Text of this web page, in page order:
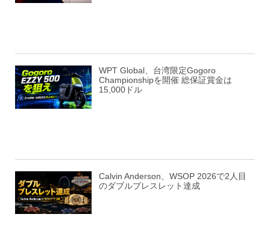
WPT Global、台湾限定Gogoro
Championshipを開催 総保証賞金は
15,000ドル
Calvin Anderson、WSOP 2026で2人目
のダブルブレスレット達成